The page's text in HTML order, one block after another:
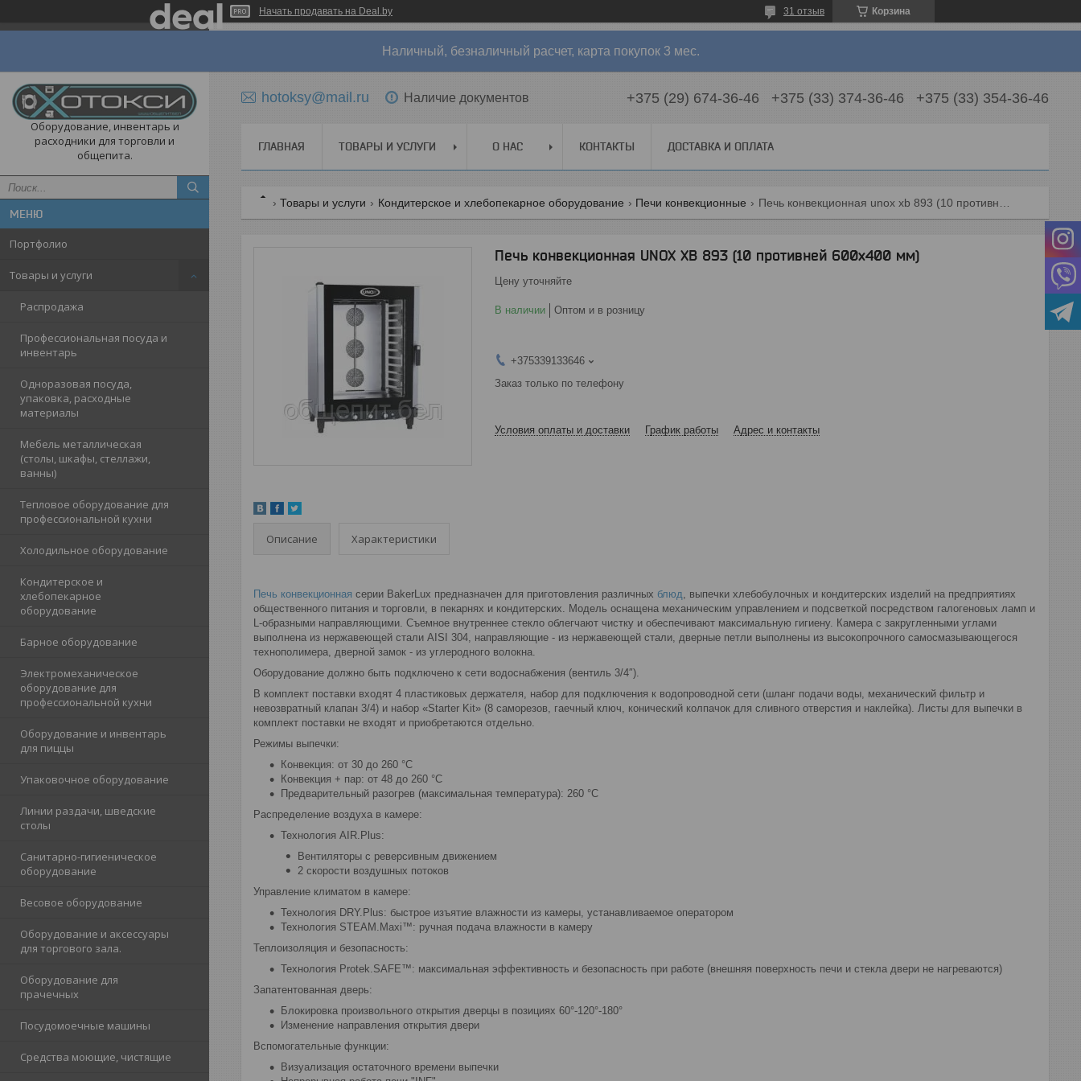
Начать продавать на Deal.by Корзина
31 отзыв
Наличный, безналичный расчет, карта покупок 3 мес.
Оборудование, инвентарь и
расходники для торговли и
общепита.
Портфолио
Товары и услуги
Распродажа
Профессиональная посуда и
инвентарь
Одноразовая посуда,
упаковка, расходные
материалы
Мебель металлическая
(столы, шкафы, стеллажи,
ванны)
Тепловое оборудование для
профессиональной кухни
Холодильное оборудование
Кондитерское и
хлебопекарное
оборудование
Барное оборудование
Электромеханическое
оборудование для
профессиональной кухни
Оборудование и инвентарь
для пиццы
Упаковочное оборудование
Линии раздачи, шведские
столы
Санитарно-гигиеническое
оборудование
Весовое оборудование
Оборудование и аксессуары
для торгового зала.
Оборудование для
прачечных
Посудомоечные машины
Средства моющие, чистящие
hotoksy@mail.ru Наличие документов +375 (29) 674-36-46 +375 (33) 374-36-46 +375 (33) 354-36-46
ГЛАВНАЯ ТОВАРЫ И УСЛУГИ О НАС КОНТАКТЫ ДОСТАВКА И ОПЛАТА
Товары и услуги Кондитерское и хлебопекарное оборудование Печи конвекционные
Печь конвекционная UNOX XB 893 (10 противней 600х400 мм)
Цену уточняйте
В наличии Оптом и в розницу
+375339133646
Заказ только по телефону
Условия оплаты и доставки График работы Адрес и контакты
Описание Характеристики
Печь конвекционная серии BakerLux предназначен для приготовления различных блюд, выпечки хлебобулочных и кондитерских изделий на предприятиях
общественного питания и торговли, в пекарнях и кондитерских. Модель оснащена механическим управлением и подсветкой посредством галогеновых ламп и
L-образными направляющими. Съемное внутреннее стекло облегчают чистку и обеспечивают максимальную гигиену. Камера с закругленными углами
выполнена из нержавеющей стали AISI 304, направляющие - из нержавеющей стали, дверные петли выполнены из высокопрочного самосмазывающегося
технополимера, дверной замок - из углеродного волокна.
Оборудование должно быть подключено к сети водоснабжения (вентиль 3/4″).
В комплект поставки входят 4 пластиковых держателя, набор для подключения к водопроводной сети (шланг подачи воды, механический фильтр и
невозвратный клапан 3/4) и набор «Starter Kit» (8 саморезов, гаечный ключ, конический колпачок для сливного отверстия и наклейка). Листы для выпечки в
комплект поставки не входят и приобретаются отдельно.
Режимы выпечки:
Конвекция: от 30 до 260 °C
Конвекция + пар: от 48 до 260 °C
Предварительный разогрев (максимальная температура): 260 °С
Распределение воздуха в камере:
Технология AIR.Plus:
Вентиляторы с реверсивным движением
2 скорости воздушных потоков
Управление климатом в камере:
Технология DRY.Plus: быстрое изъятие влажности из камеры, устанавливаемое оператором
Технология STEAM.Maxi™: ручная подача влажности в камеру
Теплоизоляция и безопасность:
Технология Protek.SAFE™: максимальная эффективность и безопасность при работе (внешняя поверхность печи и стекла двери не нагреваются)
Запатентованная дверь:
Блокировка произвольного открытия дверцы в позициях 60°-120°-180°
Изменение направления открытия двери
Вспомогательные функции:
Визуализация остаточного времени выпечки